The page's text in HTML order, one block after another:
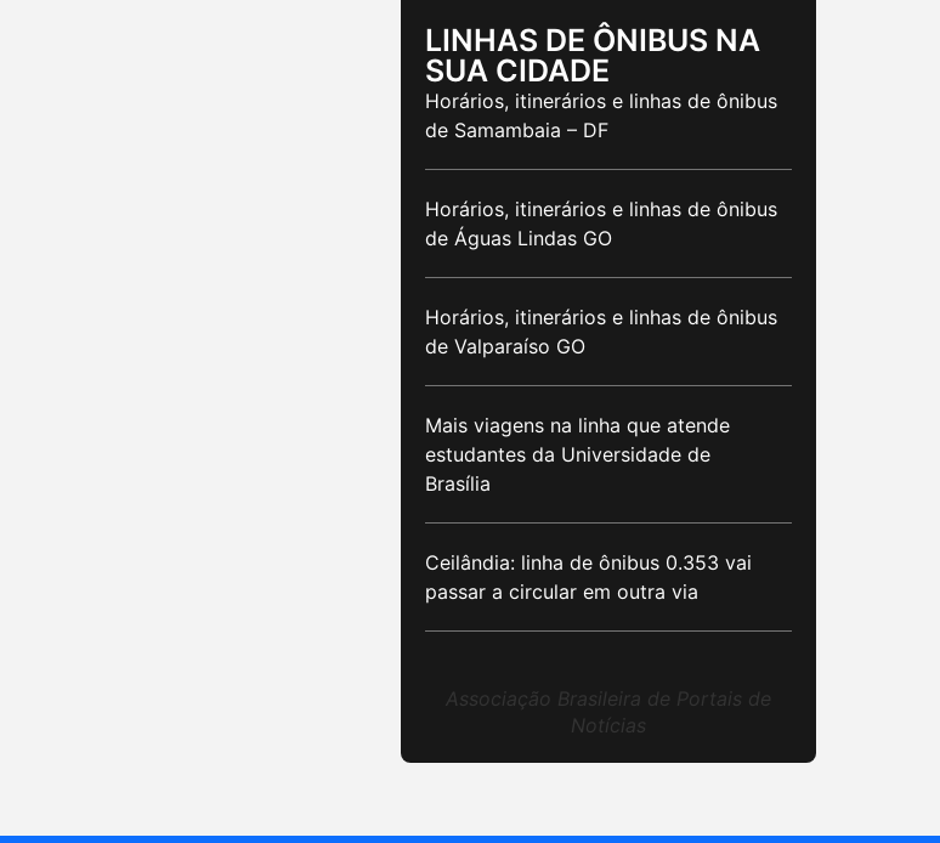
LINHAS DE ÔNIBUS NA
SUA CIDADE
Horários, itinerários e linhas de ônibus
de Samambaia – DF
Horários, itinerários e linhas de ônibus
de Águas Lindas GO
Horários, itinerários e linhas de ônibus
de Valparaíso GO
Mais viagens na linha que atende
estudantes da Universidade de
Brasília
Ceilândia: linha de ônibus 0.353 vai
passar a circular em outra via
Associação Brasileira de Portais de
Notícias